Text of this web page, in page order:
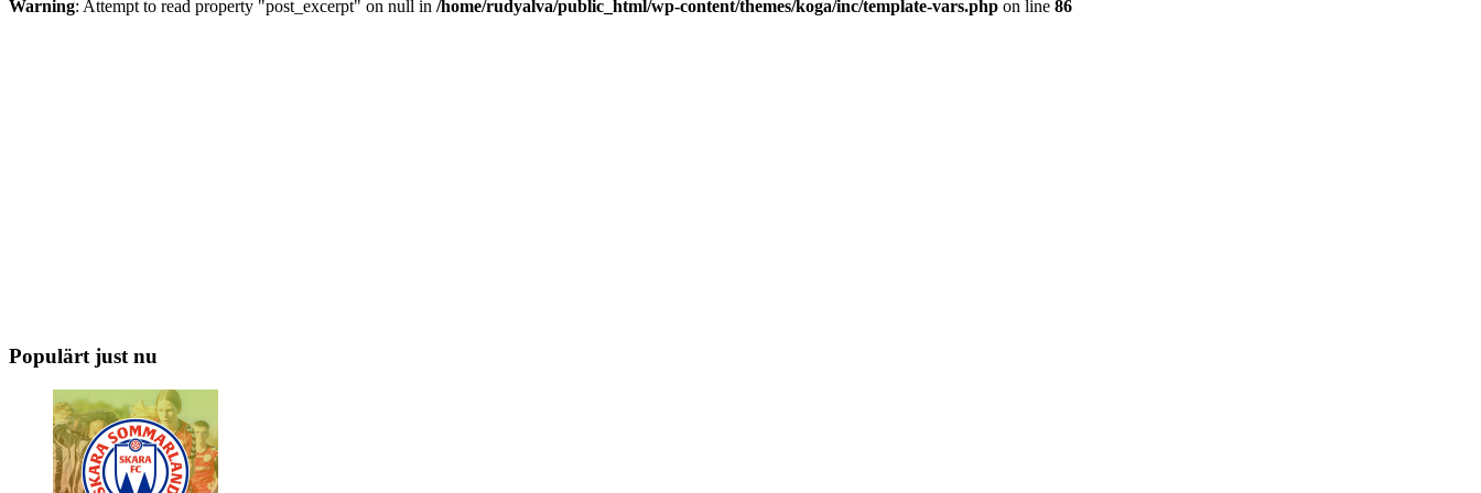
Warning: Attempt to read property "post_excerpt" on null in /home/rudyalva/public_html/wp-content/themes/koga/inc/template-vars.php on line 86
Populärt just nu